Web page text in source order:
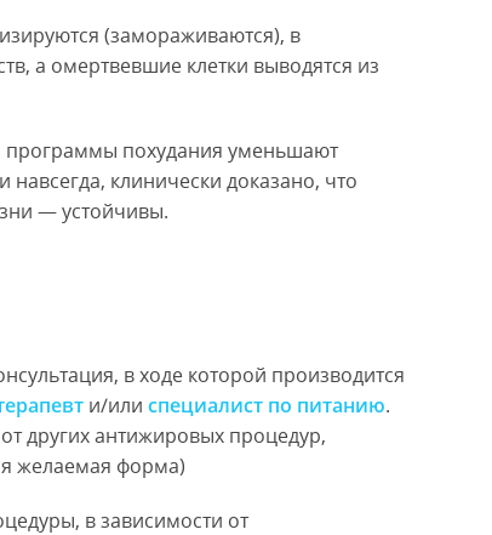
(замораживаются), в
а омертвевшие клетки выводятся из
программы похудания уменьшают
клинически доказано, что
— устойчивы.
в ходе которой производится
и/или специалист по питанию.
других антижировых процедур,
желаемая форма)
в зависимости от